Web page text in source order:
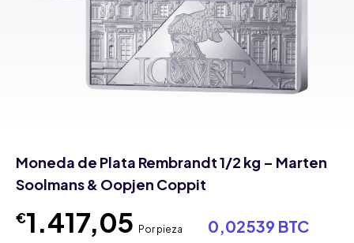
Moneda de Plata Rembrandt 1/2 kg – Marten
Soolmans & Oopjen Coppit
€1.417,05 Por pieza 0,02539 BTC